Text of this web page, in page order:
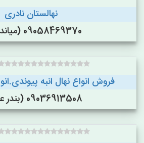
نهالستان نادری
09058469370 (میاندوآب)
فروش انواع نهال انبه
09036913508 (بندر عباس)